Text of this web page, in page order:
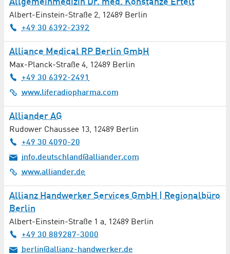
Rechtsberatung / Anwälte
Recycling / Abfallwirtschaft
Reinigung / Wäscherei / Waschsalon
Reinigungsdienste
Röntgen / Radiologie
Satellitentechnik
Sicherheitsdienste / Sicherheitstechnik
Software
Solarenergie / Photovoltaik
Allgemeinmedizin Dr. med. Konstanze Ertelt
Albert-Einstein-Straße 2, 12489 Berlin
+49 30 6392-2392
Alliance Medical RP Berlin GmbH
Max-Planck-Straße 4, 12489 Berlin
+49 30 6392-2491
www.liferadiopharma.com
Alliander AG
Rudower Chaussee 13, 12489 Berlin
+49 30 4090-20
info.deutschland@alliander.com
www.alliander.de
Allianz Handwerker Services GmbH | Regionalbüro
Berlin
Albert-Einstein-Straße 1 a, 12489 Berlin
+49 30 889287-3000
berlin@allianz-handwerker.de